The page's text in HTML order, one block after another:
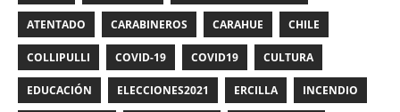
ATENTADO CARABINEROS CARAHUE CHILE
COLLIPULLI COVID-19 COVID19 CULTURA
EDUCACIÓN ELECCIONES2021 ERCILLA INCENDIO